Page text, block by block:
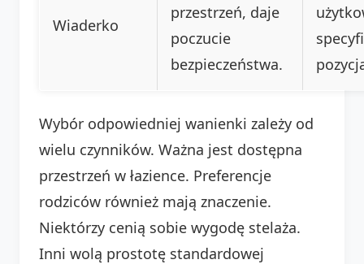
Wiaderko
przestrzeń, daje
poczucie
bezpieczeństwa.
Wybór odpowiedniej wanienki zależy od
wielu czynników. Ważna jest dostępna
przestrzeń w łazience. Preferencje
rodziców również mają znaczenie.
Niektórzy cenią sobie wygodę stelaża.
Inni wolą prostotę standardowej